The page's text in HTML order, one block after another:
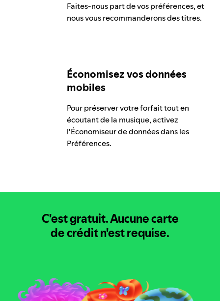
Faites-nous part de vos préférences, et
nous vous recommanderons des titres.
Économisez vos données
mobiles
Pour préserver votre forfait tout en
écoutant de la musique, activez
l'Économiseur de données dans les
Préférences.
C'est gratuit.Aucune carte
de crédit n'est requise.